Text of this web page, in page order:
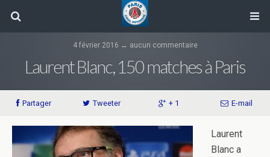
4 février 2016 ↔ aucun commentaire
Laurent Blanc, 150 matches à Paris
Partager Tweeter + 1 E-mail
Laurent
Blanc a